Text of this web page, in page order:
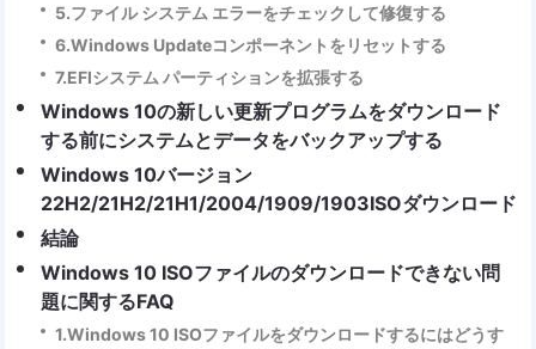
5.ファイル システム エラーをチェックして修復する
6.Windows Updateコンポーネントをリセットする
7.EFIシステム パーティションを拡張する
Windows 10の新しい更新プログラムをダウンロード
する前にシステムとデータをバックアップする
Windows 10バージョン
22H2/21H2/21H1/2004/1909/1903ISOダウンロード
結論
Windows 10 ISOファイルのダウンロードできない問
題に関するFAQ
1.Windows 10 ISOファイルをダウンロードするにはどうす